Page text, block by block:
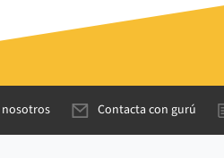
nosotros Contacta con gurú